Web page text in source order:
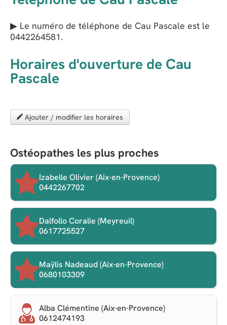
▶ Le numéro de téléphone de Cau Pascale est le
0442264581.
Horaires d'ouverture de Cau
Pascale
Ajouter / modifier les horaires
Ostéopathes les plus proches
Izabelle Olivier (Aix-en-Provence)
0442267702
Dalfollo Coralie (Meyreuil)
0617725527
Maÿlis Nadeaud (Aix-en-Provence)
0680103309
Alba Clémentine (Aix-en-Provence)
0612474193